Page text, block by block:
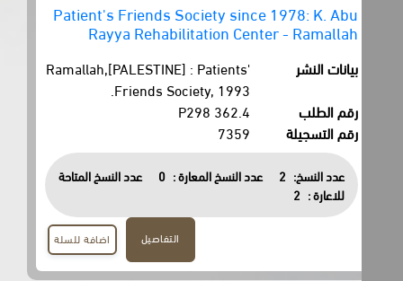
Patient's Friends Society since 1978: K. Abu
Rayya Rehabilitation Center - Ramallah
بيانات النشر
Ramallah,[PALESTINE] : Patients'
Friends Society, 1993.
رقم الطلب
رقم التسجيلة
7359
عدد النسخ: 2 عدد النسخ المعارة : 0
عدد النسخ المتاحة
للاعارة :
2
اضافة للسلة